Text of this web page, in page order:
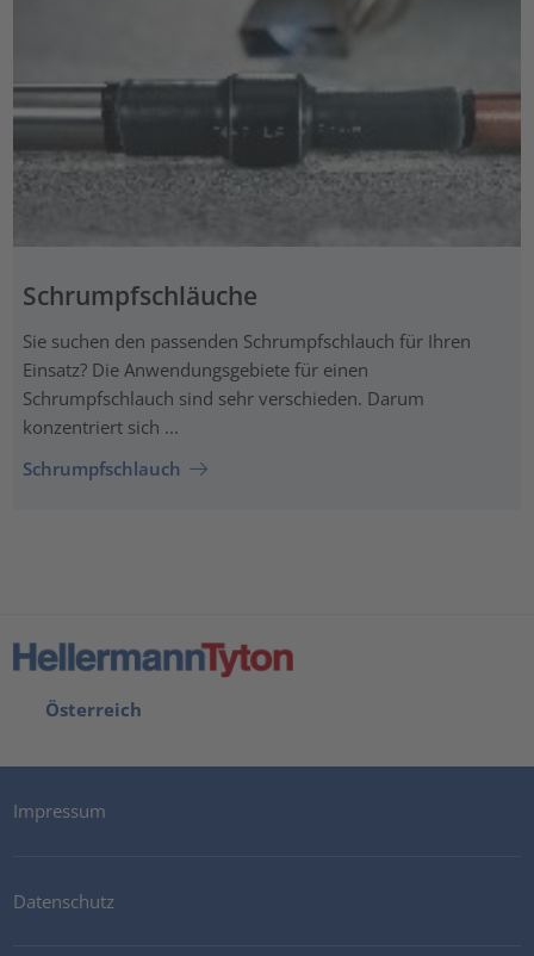
Schrumpfschläuche
Sie suchen den passenden Schrumpfschlauch für Ihren
Einsatz? Die Anwendungsgebiete für einen
Schrumpfschlauch sind sehr verschieden. Darum
konzentriert sich ...
Schrumpfschlauch
Österreich
Impressum
Datenschutz